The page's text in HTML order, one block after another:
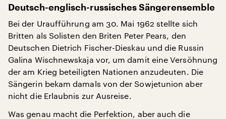
Deutsch-englisch-russisches Sängerensemble
Bei der Uraufführung am 30. Mai 1962 stellte sich
Britten als Solisten den Briten Peter Pears, den
Deutschen Dietrich Fischer-Dieskau und die Russin
Galina Wischnewskaja vor, um damit eine Versöhnung
der am Krieg beteiligten Nationen anzudeuten. Die
Sängerin bekam damals von der Sowjetunion aber
nicht die Erlaubnis zur Ausreise.
Was genau macht die Perfektion, aber auch die